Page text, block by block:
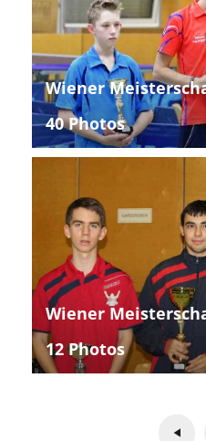
Wiener
40 Photos
Wiener
12 Photos